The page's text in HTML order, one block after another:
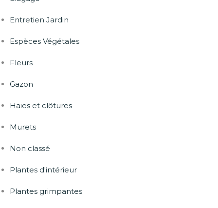
Entretien Jardin
Espèces Végétales
Fleurs
Gazon
Haies et clôtures
Murets
Non classé
Plantes d'intérieur
Plantes grimpantes